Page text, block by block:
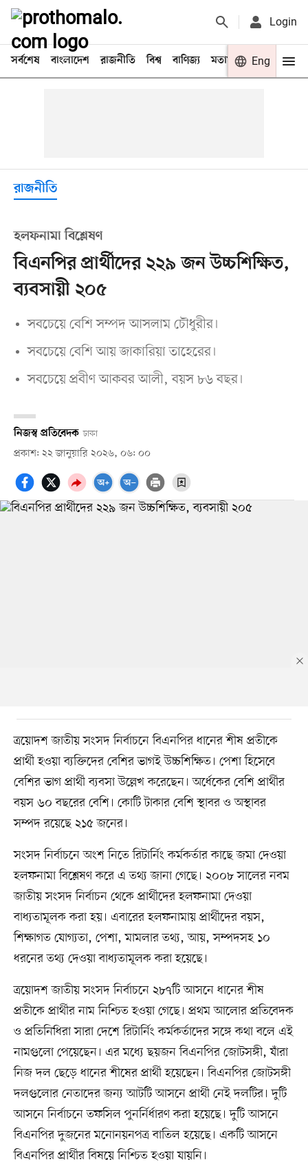
Login
সর্বশেষ বাংলাদেশ রাজনীতি বিশ্ব বাণিজ্য মতামত খেলা
Eng
রাজনীতি
হলফনামা বিশ্লেষণ
বিএনপির প্রার্থীদের ২২৯ জন উচ্চশিক্ষিত,
ব্যবসায়ী ২০৫
সবচেয়ে বেশি সম্পদ আসলাম চৌধুরীর।
সবচেয়ে বেশি আয় জাকারিয়া তাহেরের।
সবচেয়ে প্রবীণ আকবর আলী, বয়স ৮৬ বছর।
নিজস্ব প্রতিবেদক ঢাকা
প্রকাশ: ২২ জানুয়ারি ২০২৬, ০৬: ০০
ত্রয়োদশ জাতীয় সংসদ নির্বাচনে বিএনপির ধানের শীষ প্রতীকে
প্রার্থী হওয়া ব্যক্তিদের বেশির ভাগই উচ্চশিক্ষিত। পেশা হিসেবে
বেশির ভাগ প্রার্থী ব্যবসা উল্লেখ করেছেন। অর্ধেকের বেশি প্রার্থীর
বয়স ৬০ বছরের বেশি। কোটি টাকার বেশি স্থাবর ও অস্থাবর
সম্পদ রয়েছে ২১৫ জনের।
সংসদ নির্বাচনে অংশ নিতে রিটার্নিং কর্মকর্তার কাছে জমা দেওয়া
হলফনামা বিশ্লেষণ করে এ তথ্য জানা গেছে। ২০০৮ সালের নবম
জাতীয় সংসদ নির্বাচন থেকে প্রার্থীদের হলফনামা দেওয়া
বাধ্যতামূলক করা হয়। এবারের হলফনামায় প্রার্থীদের বয়স,
শিক্ষাগত যোগ্যতা, পেশা, মামলার তথ্য, আয়, সম্পদসহ ১০
ধরনের তথ্য দেওয়া বাধ্যতামূলক করা হয়েছে।
ত্রয়োদশ জাতীয় সংসদ নির্বাচনে ২৮৭টি আসনে ধানের শীষ
প্রতীকে প্রার্থীর নাম নিশ্চিত হওয়া গেছে। প্রথম আলোর প্রতিবেদক
ও প্রতিনিধিরা সারা দেশে রিটার্নিং কর্মকর্তাদের সঙ্গে কথা বলে এই
নামগুলো পেয়েছেন। এর মধ্যে ছয়জন বিএনপির জোটসঙ্গী, যাঁরা
নিজ দল ছেড়ে ধানের শীষের প্রার্থী হয়েছেন। বিএনপির জোটসঙ্গী
দলগুলোর নেতাদের জন্য আটটি আসনে প্রার্থী নেই দলটির। দুটি
আসনে নির্বাচনে তফসিল পুনর্নির্ধারণ করা হয়েছে। দুটি আসনে
বিএনপির দুজনের মনোনয়নপত্র বাতিল হয়েছে। একটি আসনে
বিএনপির প্রার্থীর বিষয়ে নিশ্চিত হওয়া যায়নি।